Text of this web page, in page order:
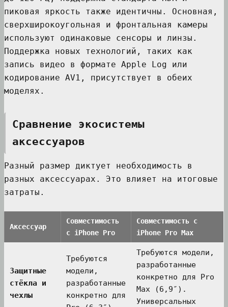
пиковая яркость также идентичны. Основная,
сверхширокоугольная и фронтальная камеры
используют одинаковые сенсоры и линзы.
Поддержка новых технологий, таких как
запись видео в формате Apple Log или
кодирование AV1, присутствует в обеих
моделях.
Сравнение экосистемы
аксессуаров
Разный размер диктует необходимость в
разных аксессуарах. Это влияет на итоговые
затраты.
Аксессуар
Совместимость
с iPhone Pro
Совместимость с
iPhone Pro Max
Защитные
стёкла и
чехлы
Требуются
модели,
разработанные
конкретно для
Требуются модели,
разработанные
конкретно для Pro
Max (6,9″).
Универсальных